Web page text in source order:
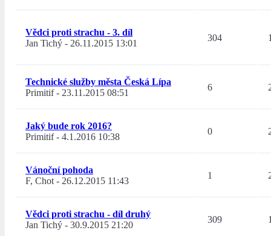
Vědci proti strachu - 3. díl
Jan Tichý - 26.11.2015 13:01
304
Technické služby města Česká Lípa
Primitif- 23.11.2015 08:51
6
Jaký bude rok 2016?
Primitif- 4.1.2016 10:38
0
Vánoční pohoda
F, Chot- 26.12.2015 11:43
1
Vědci proti strachu - díl druhý
Jan Tichý - 30.9.2015 21:20
309